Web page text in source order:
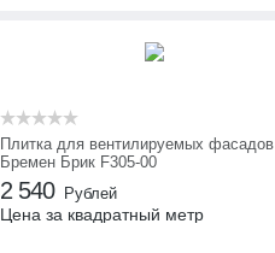
Плитка для вентилируемых фасадов
Бремен Брик F305-00
2 540 Рублей
Цена за квадратный метр